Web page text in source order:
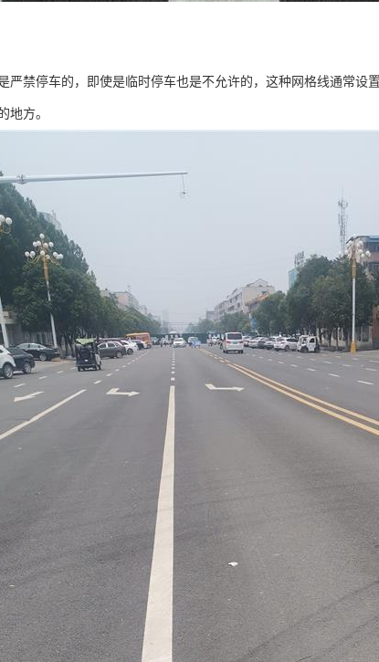
严禁停车的，即使是临时停车也是不允许的，这种网格线通常设
地方。